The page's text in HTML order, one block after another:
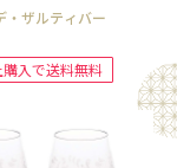
・ザルティバー
入で送料無料